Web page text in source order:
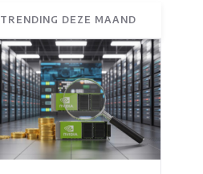
TRENDING DEZE MAAND